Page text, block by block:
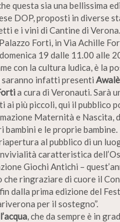
questa sia una bellissima
DOP, proposti in diverse
e i vini di Cantine di
Forti, in Via Achille
19 dalle 11.00 alle
con la cultura ludica, è la
saranno infatti presenti
a cura di Veronauti. Sarà
ai più piccoli, qui il pubblico
Maternità e Nascita,
e le proprie bambine.
al pubblico di un
caratteristica
Giochi Antichi –
che ringraziare di cuore il
dalla prima edizione del
per il sostegno”.
, che da sempre è in